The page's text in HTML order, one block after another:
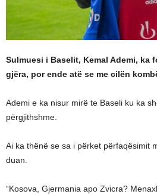
Sulmuesi i Baselit, Kemal Ademi, ka
gjëra, por ende atë se me cilën
Ademi e ka nisur mirë te Baseli ku ka
përgjithshme.
Ai ka thënë se sa i përket përfaqësimit
duan.
“Kosova, Gjermania apo Zvicra?